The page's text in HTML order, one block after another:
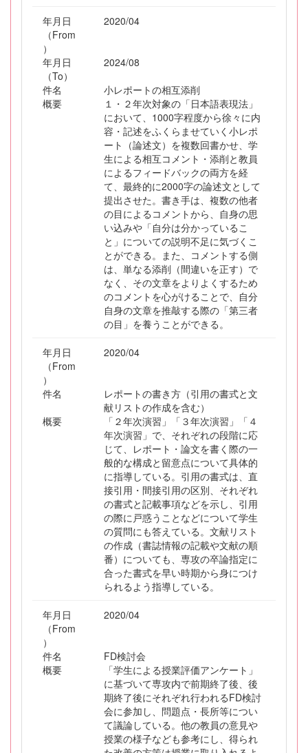
年月日
（From
）
2020/04
年月日
（To）
2024/08
件名
小レポートの相互添削
概要
１・２年次対象の「日本語表現法」
において、1000字程度から徐々に内
容・記述をふくらませていく小レポ
ート（論述文）を複数回書かせ、学
生による相互コメント・添削と教員
によるフィードバックの両方を経
て、最終的に2000字の論述文として
提出させた。書き手は、複数の他者
の目によるコメントから、自身の思
い込みや「自分は分かっているこ
と」についての説明不足に気づくこ
とができる。また、コメントする側
は、単なる添削（間違いを正す）で
なく、その文章をよりよくするため
のコメントを心がけることで、自分
自身の文章を推敲する際の「第三者
の目」を養うことができる。
年月日
（From
）
2020/04
件名
レポートの書き方（引用の書式と文
献リストの作成を含む）
概要
「２年次演習」「３年次演習」「４
年次演習」で、それぞれの段階に応
じて、レポート・論文を書く際の一
般的な構成と留意点について具体的
に指導している。引用の書式は、直
接引用・間接引用の区別、それぞれ
の書式と記載事項などを示し、引用
の際に戸惑うことなどについて学生
の質問にも答えている。文献リスト
の作成（書誌情報の記載や文献の順
番）についても、専攻の卒論指定に
合った書式を早い時期から身につけ
られるよう指導している。
年月日
（From
）
2020/04
件名
FD検討会
概要
「学生による授業評価アンケート」
に基づいて専攻内で前期終了後、後
期終了後にそれぞれ行われるFD検討
会に参加し、問題点・長所等につい
て議論している。他の教員の意見や
授業の様子なども参考にし、得られ